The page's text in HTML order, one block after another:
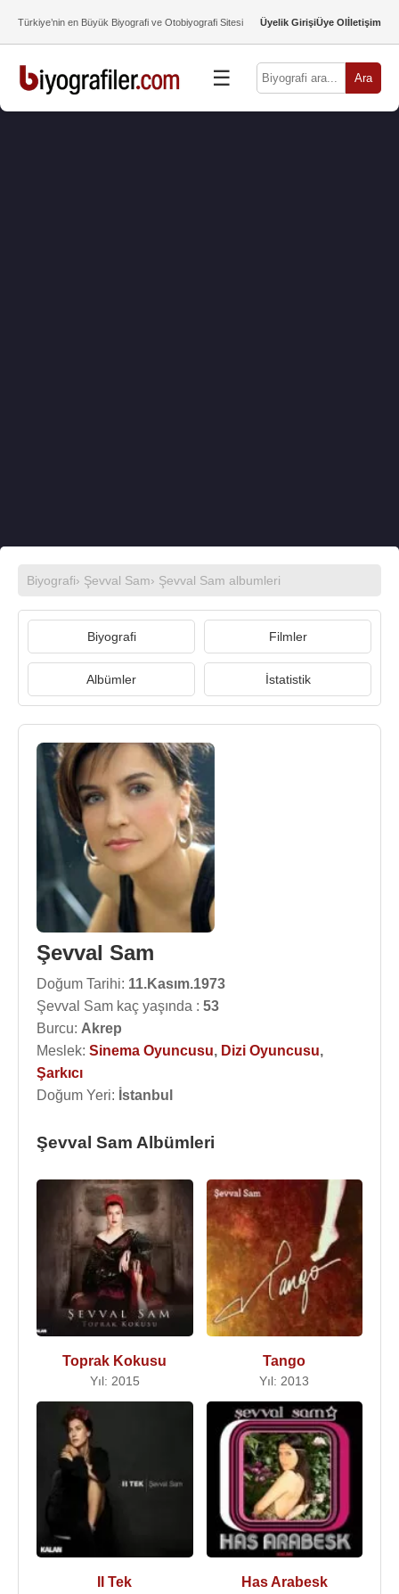
Türkiye’nin en Büyük Biyografi ve Otobiyografi Sitesi Üyelik GirişiÜye Olİletişim
☰ Ara
Biyografi› Şevval Sam› Şevval Sam albumleri
Biyografi Filmler
Albümler İstatistik
Şevval Sam
Doğum Tarihi: 11.Kasım.1973
Şevval Sam kaç yaşında : 53
Burcu: Akrep
Meslek: Sinema Oyuncusu, Dizi Oyuncusu,
Şarkıcı
Doğum Yeri: İstanbul
Şevval Sam Albümleri
Toprak Kokusu
Yıl: 2015
Tango
Yıl: 2013
II Tek Has Arabesk